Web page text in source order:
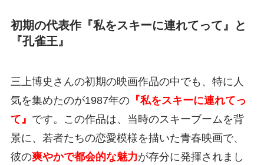
初期の代表作『私をスキーに連れてって』と
『孔雀王』
三上博史さんの初期の映画作品の中でも、特に人
気を集めたのが1987年の『私をスキーに連れてっ
て』 です。この作品は、当時のスキーブームを背
景に、若者たちの恋愛模様を描いた青春映画で、
彼の爽やかで都会的な魅力が存分に発揮されまし